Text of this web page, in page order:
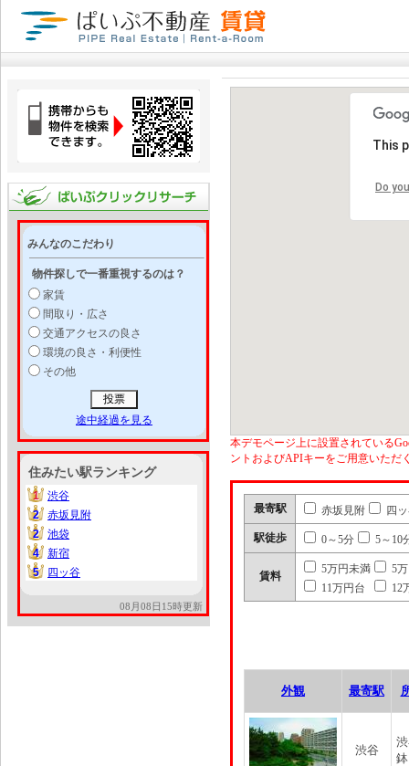
みんなのこだわり
物件探しで一番重視するのは？
家賃
間取り・広さ
交通アクセスの良さ
環境の良さ・利便性
その他
途中経過を見る
住みたい駅ランキング
1
1
渋谷
2
2
赤坂見附
2
2
池袋
4
4
新宿
5
5 四ッ谷
08月08日15時更新
This
Do
本デモページ上に設置されている
ントおよびAPIキーをご用意いただ
最寄駅 赤坂見附 四
駅徒歩 0～5分 5～10
賃料
5万円未満
5
11万円台
12
外観 最寄駅
渋谷